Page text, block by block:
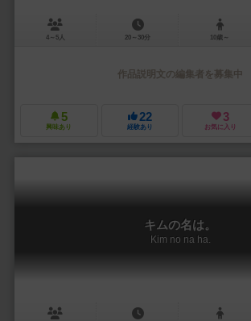
4～5人 20～30分 10歳～
作品説明文の編集者を募集中
5
興味あり
22
経験あり
3
お気に入り
キムの名は。
Kim no na ha.